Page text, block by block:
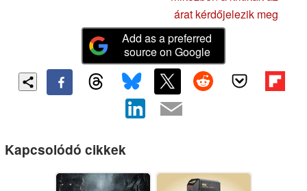
árat kérdőjelezik meg
Add as a preferred
source on Google
Kapcsolódó cikkek